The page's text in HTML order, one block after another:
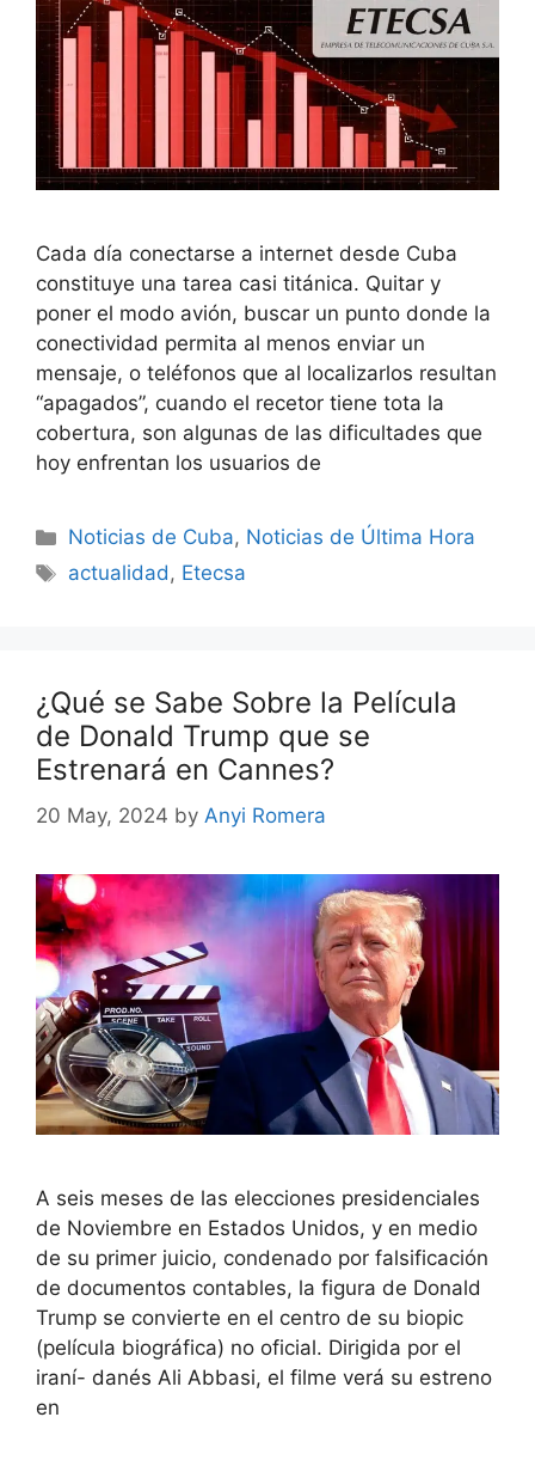
Cada día conectarse a internet desde Cuba
constituye una tarea casi titánica. Quitar y
poner el modo avión, buscar un punto donde la
conectividad permita al menos enviar un
mensaje, o teléfonos que al localizarlos resultan
“apagados”, cuando el recetor tiene tota la
cobertura, son algunas de las dificultades que
hoy enfrentan los usuarios de
Categories
Noticias de Cuba, Noticias de Última Hora
Tags
actualidad, Etecsa
¿Qué se Sabe Sobre la Película
de Donald Trump que se
Estrenará en Cannes?
20 May, 2024 by Anyi Romera
A seis meses de las elecciones presidenciales
de Noviembre en Estados Unidos, y en medio
de su primer juicio, condenado por falsificación
de documentos contables, la figura de Donald
Trump se convierte en el centro de su biopic
(película biográfica) no oficial. Dirigida por el
iraní- danés Ali Abbasi, el filme verá su estreno
en